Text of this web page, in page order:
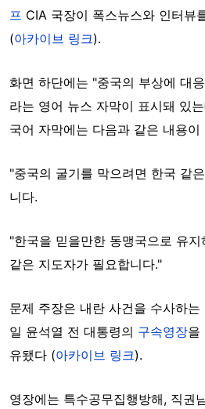
프 CIA 국장이 폭스뉴스와 인터뷰
(아카이브 링크).
화면 하단에는 "중국의 부상에 대
라는 영어 뉴스 자막이 표시돼 있
국어 자막에는 다음과 같은 내용이
"중국의 굴기를 막으려면 한국 같
니다.
"한국을 믿을만한 동맹국으로 유
같은 지도자가 필요합니다."
문제 주장은 내란 사건을 수사하
일 윤석열 전 대통령의 구속영장을
유됐다 (아카이브 링크).
영장에는 특수공무집행방해, 직권